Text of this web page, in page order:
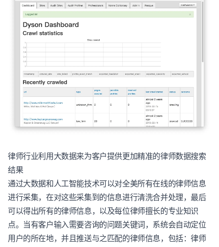
律师行业利用大数据来为客户提供更加精准的律师数据搜索
结果
通过大数据和人工智能技术可以对全美所有在线的律师信息
进行采集，在对这些采集到的信息进行清洗合并处理，最后
可以得出所有的律师信息，以及每位律师擅长的专业知识
点。当有客户输入需要咨询的问题关键词，系统会自动定位
用户的所在地，并且推送与之匹配的律师信息，包括：律师